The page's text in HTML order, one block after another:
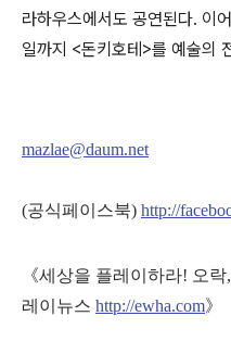
라하우스에서도 공연된다. 이
일까지 <돈키호테>를 예술의
mazlae@daum.net
(공식페이스북) http://
《세상을 플레이하라! 오
레이뉴스 http://ewha.com》